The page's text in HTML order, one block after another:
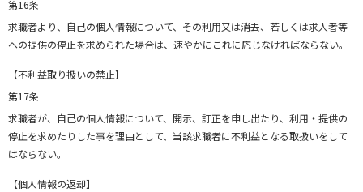
第16条
求職者より、自己の個人情報について、その利用又は消去、若しくは求人者等
への提供の停止を求められた場合は、速やかにこれに応じなければならない。
【不利益取り扱いの禁止】
第17条
求職者が、自己の個人情報について、開示、訂正を申し出たり、利用・提供の
停止を求めたりした事を理由として、当該求職者に不利益となる取扱いをして
はならない。
【個人情報の返却】